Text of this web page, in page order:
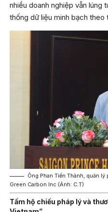
nhiều doanh nghiệp vẫn lúng
thống dữ liệu minh bạch theo
Ông Phan Tiến Thành, quản
Green Carbon Inc (Ảnh: C.T)
Tấm hộ chiếu pháp lý và